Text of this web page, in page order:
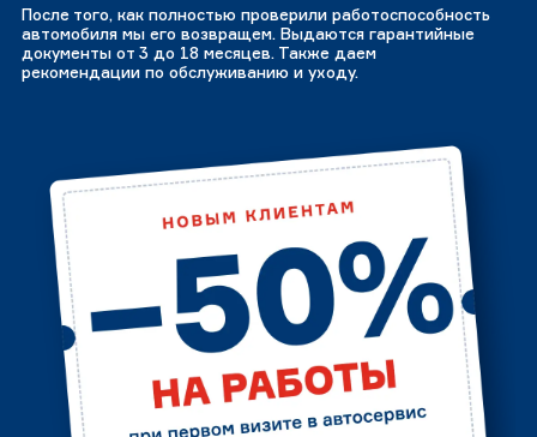
После того, как полностью проверили работоспособность
автомобиля мы его возвращем. Выдаются гарантийные
документы от 3 до 18 месяцев. Также даем
рекомендации по обслуживанию и уходу.